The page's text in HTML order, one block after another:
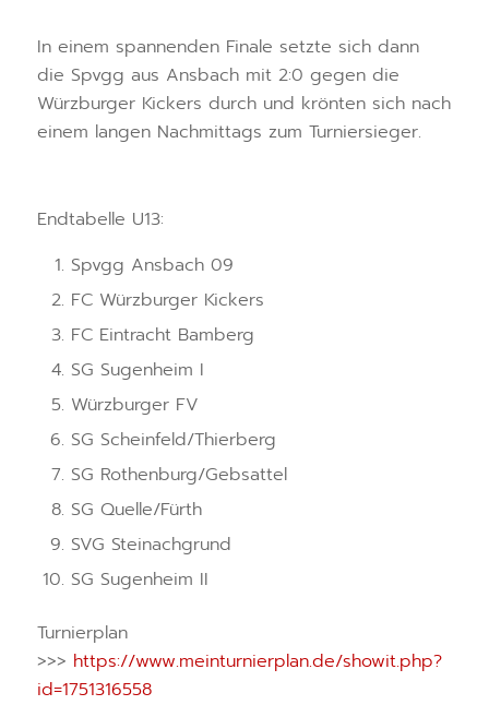
In einem spannenden Finale setzte sich dann
die Spvgg aus Ansbach mit 2:0 gegen die
Würzburger Kickers durch und krönten sich nach
einem langen Nachmittags zum Turniersieger.
Endtabelle U13:
Spvgg Ansbach 09
FC Würzburger Kickers
FC Eintracht Bamberg
SG Sugenheim I
Würzburger FV
SG Scheinfeld/Thierberg
SG Rothenburg/Gebsattel
SG Quelle/Fürth
SVG Steinachgrund
SG Sugenheim II
Turnierplan
>>> https://www.meinturnierplan.de/showit.php?
id=1751316558